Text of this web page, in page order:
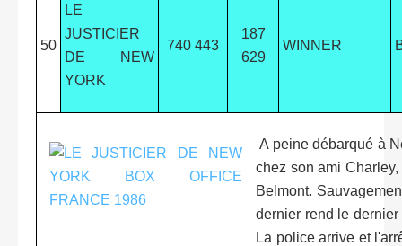
50
LE
JUSTICIER
DE NEW
YORK
740 443
187
629
WINNER
A peine débarqué à
chez son ami
Belmont.
dernier rend le
La police arrive et